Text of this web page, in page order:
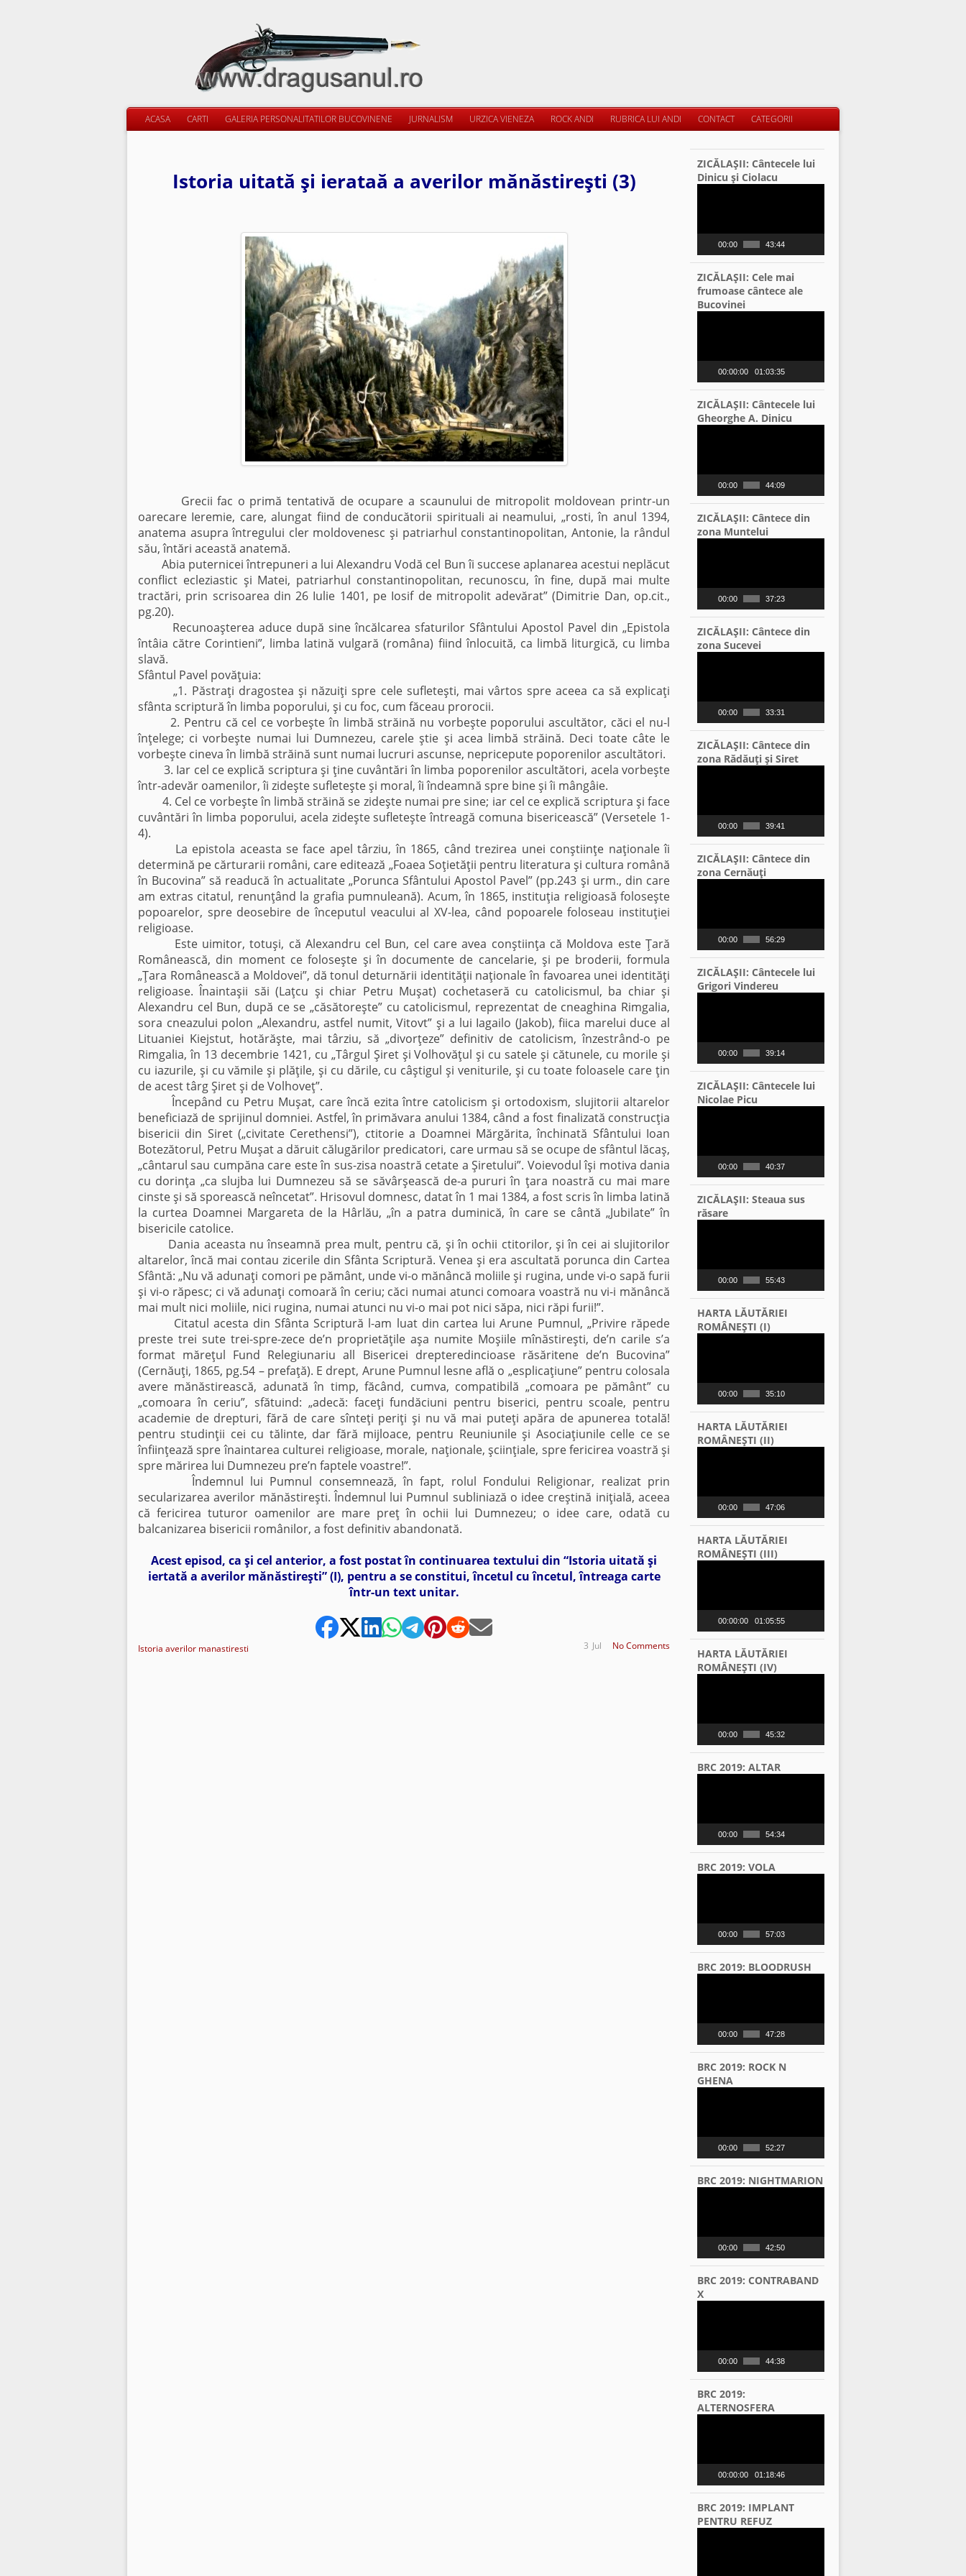
ACASA CARTI GALERIA PERSONALITATILOR BUCOVINENE JURNALISM URZICA VIENEZA ROCK ANDI RUBRICA LUI ANDI CONTACT CATEGORII
Istoria uitată şi ierataă a averilor mănăstireşti (3)
Grecii fac o primă tentativă de ocupare a scaunului de mitropolit moldovean printr-un
oarecare Ieremie, care, alungat fiind de conducătorii spirituali ai neamului, „rosti, în anul 1394,
anatema asupra întregului cler moldovenesc şi patriarhul constantinopolitan, Antonie, la rândul
său, întări această anatemă.
Abia puternicei întrepuneri a lui Alexandru Vodă cel Bun îi succese aplanarea acestui neplăcut
conflict ecleziastic şi Matei, patriarhul constantinopolitan, recunoscu, în fine, după mai multe
tractări, prin scrisoarea din 26 Iulie 1401, pe Iosif de mitropolit adevărat” (Dimitrie Dan, op.cit.,
pg.20).
Recunoaşterea aduce după sine încălcarea sfaturilor Sfântului Apostol Pavel din „Epistola
întâia către Corintieni”, limba latină vulgară (româna) fiind înlocuită, ca limbă liturgică, cu limba
slavă.
Sfântul Pavel povăţuia:
„1. Păstraţi dragostea şi năzuiţi spre cele sufleteşti, mai vârtos spre aceea ca să explicaţi
sfânta scriptură în limba poporului, şi cu foc, cum făceau prorocii.
2. Pentru că cel ce vorbeşte în limbă străină nu vorbeşte poporului ascultător, căci el nu-l
înţelege; ci vorbeşte numai lui Dumnezeu, carele ştie şi acea limbă străină. Deci toate câte le
vorbeşte cineva în limbă străină sunt numai lucruri ascunse, nepricepute poporenilor ascultători.
3. Iar cel ce explică scriptura şi ţine cuvântări în limba poporenilor ascultători, acela vorbeşte
într-adevăr oamenilor, îi zideşte sufleteşte şi moral, îi îndeamnă spre bine şi îi mângâie.
4. Cel ce vorbeşte în limbă străină se zideşte numai pre sine; iar cel ce explică scriptura şi face
cuvântări în limba poporului, acela zideşte sufleteşte întreagă comuna bisericească” (Versetele 1-
4).
La epistola aceasta se face apel târziu, în 1865, când trezirea unei conştiinţe naţionale îi
determină pe cărturarii români, care editează „Foaea Soţietăţii pentru literatura şi cultura română
în Bucovina” să readucă în actualitate „Porunca Sfântului Apostol Pavel” (pp.243 şi urm., din care
am extras citatul, renunţând la grafia pumnuleană). Acum, în 1865, instituţia religioasă foloseşte
popoarelor, spre deosebire de începutul veacului al XV-lea, când popoarele foloseau instituţiei
religioase.
Este uimitor, totuşi, că Alexandru cel Bun, cel care avea conştiinţa că Moldova este Ţară
Românească, din moment ce foloseşte şi în documente de cancelarie, şi pe broderii, formula
„Ţara Românească a Moldovei”, dă tonul deturnării identităţii naţionale în favoarea unei identităţi
religioase. Înaintaşii săi (Laţcu şi chiar Petru Muşat) cochetaseră cu catolicismul, ba chiar şi
Alexandru cel Bun, după ce se „căsătoreşte” cu catolicismul, reprezentat de cneaghina Rimgalia,
sora cneazului polon „Alexandru, astfel numit, Vitovt” şi a lui Iagailo (Jakob), fiica marelui duce al
Lituaniei Kiejstut, hotărăşte, mai târziu, să „divorţeze” definitiv de catolicism, înzestrând-o pe
Rimgalia, în 13 decembrie 1421, cu „Târgul Şiret şi Volhovăţul şi cu satele şi cătunele, cu morile şi
cu iazurile, şi cu vămile şi plăţile, şi cu dările, cu câştigul şi veniturile, şi cu toate foloasele care ţin
de acest târg Şiret şi de Volhoveţ”.
Începând cu Petru Muşat, care încă ezita între catolicism şi ortodoxism, slujitorii altarelor
beneficiază de sprijinul domniei. Astfel, în primăvara anului 1384, când a fost finalizată construcţia
bisericii din Siret („civitate Cerethensi”), ctitorie a Doamnei Mărgărita, închinată Sfântului Ioan
Botezătorul, Petru Muşat a dăruit călugărilor predicatori, care urmau să se ocupe de sfântul lăcaş,
„cântarul sau cumpăna care este în sus-zisa noastră cetate a Şiretului”. Voievodul îşi motiva dania
cu dorinţa „ca slujba lui Dumnezeu să se săvârşească de-a pururi în ţara noastră cu mai mare
cinste şi să sporească neîncetat”. Hrisovul domnesc, datat în 1 mai 1384, a fost scris în limba latină
la curtea Doamnei Margareta de la Hârlău, „în a patra duminică, în care se cântă „Jubilate” în
bisericile catolice.
Dania aceasta nu înseamnă prea mult, pentru că, şi în ochii ctitorilor, şi în cei ai slujitorilor
altarelor, încă mai contau zicerile din Sfânta Scriptură. Venea şi era ascultată porunca din Cartea
Sfântă: „Nu vă adunaţi comori pe pământ, unde vi-o mănâncă moliile şi rugina, unde vi-o sapă furii
şi vi-o răpesc; ci vă adunaţi comoară în ceriu; căci numai atunci comoara voastră nu vi-i mănâncă
mai mult nici moliile, nici rugina, numai atunci nu vi-o mai pot nici săpa, nici răpi furii!”.
Citatul acesta din Sfânta Scriptură l-am luat din cartea lui Arune Pumnul, „Privire răpede
preste trei sute trei-spre-zece de’n proprietăţile aşa numite Moşiile mînăstireşti, de’n carile s’a
format măreţul Fund Relegiunariu all Bisericei drepteredincioase răsăritene de’n Bucovina”
(Cernăuţi, 1865, pg.54 – prefaţă). E drept, Arune Pumnul lesne află o „esplicaţiune” pentru colosala
avere mănăstirească, adunată în timp, făcând, cumva, compatibilă „comoara pe pământ” cu
„comoara în ceriu”, sfătuind: „adecă: faceţi fundăciuni pentru biserici, pentru scoale, pentru
academie de drepturi, fără de care sînteţi periţi şi nu vă mai puteţi apăra de apunerea totală!
pentru studinţii cei cu tălinte, dar fără mijloace, pentru Reuniunile şi Asociaţiunile celle ce se
înfiinţează spre înaintarea culturei religioase, morale, naţionale, şciinţiale, spre fericirea voastră şi
spre mărirea lui Dumnezeu pre’n faptele voastre!”.
Îndemnul lui Pumnul consemnează, în fapt, rolul Fondului Religionar, realizat prin
secularizarea averilor mănăstireşti. Îndemnul lui Pumnul subliniază o idee creştină iniţială, aceea
că fericirea tuturor oamenilor are mare preţ în ochii lui Dumnezeu; o idee care, odată cu
balcanizarea bisericii românilor, a fost definitiv abandonată.
Acest episod, ca şi cel anterior, a fost postat în continuarea textului din “Istoria uitată şi
iertată a averilor mănăstireşti” (I), pentru a se constitui, încetul cu încetul, întreaga carte
într-un text unitar.
Istoria averilor manastiresti No Comments
Jul
3
ZICĂLAŞII: Cântecele lui
Dinicu şi Ciolacu
00:00 43:44
ZICĂLAŞII: Cele mai
frumoase cântece ale
Bucovinei
00:00:00 01:03:35
ZICĂLAŞII: Cântecele lui
Gheorghe A. Dinicu
00:00 44:09
ZICĂLAŞII: Cântece din
zona Muntelui
00:00 37:23
ZICĂLAŞII: Cântece din
zona Sucevei
00:00 33:31
ZICĂLAŞII: Cântece din
zona Rădăuţi şi Siret
00:00 39:41
ZICĂLAŞII: Cântece din
zona Cernăuţi
00:00 56:29
ZICĂLAŞII: Cântecele lui
Grigori Vindereu
00:00 39:14
ZICĂLAŞII: Cântecele lui
Nicolae Picu
00:00 40:37
ZICĂLAŞII: Steaua sus
răsare
00:00 55:43
HARTA LĂUTĂRIEI
ROMÂNEŞTI (I)
00:00 35:10
HARTA LĂUTĂRIEI
ROMÂNEŞTI (II)
00:00 47:06
HARTA LĂUTĂRIEI
ROMÂNEŞTI (III)
00:00:00 01:05:55
HARTA LĂUTĂRIEI
ROMÂNEŞTI (IV)
00:00 45:32
BRC 2019: ALTAR
00:00 54:34
BRC 2019: VOLA
00:00 57:03
BRC 2019: BLOODRUSH
00:00 47:28
BRC 2019: ROCK N
GHENA
00:00 52:27
BRC 2019: NIGHTMARION
00:00 42:50
BRC 2019: CONTRABAND
X
00:00 44:38
BRC 2019:
ALTERNOSFERA
00:00:00 01:18:46
BRC 2019: IMPLANT
PENTRU REFUZ